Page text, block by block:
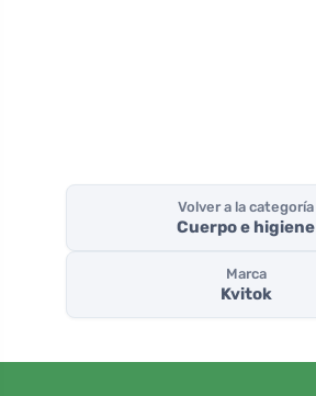
Volver a la categoría
Cuerpo e higiene
Marca
Kvitok